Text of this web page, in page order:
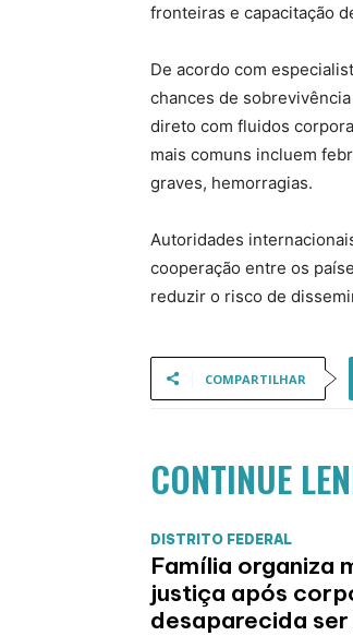
fronteiras e capacitação
De acordo com
chances de
direto com fluidos
mais comuns incluem
graves, hemorragias.
Autoridades
cooperação entre os
reduzir o risco de
COMPARTILHAR
CONTINUE
DISTRITO FEDERAL
Família organiza
justiça após
desaparecida